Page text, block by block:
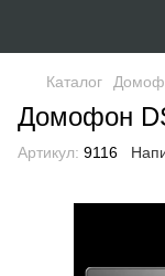
Каталог
Домофон
Артикул: 9116